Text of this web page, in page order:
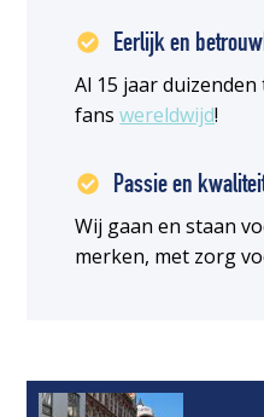
Eerlijk en
Al 15 jaar
fanswereldwijd!
Passie en
Wij gaan en staan
merken, met zorg